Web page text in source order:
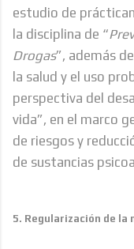
estudio de
la disciplina de “
Drogas”, además
la salud y el uso
perspectiva del
vida”, en el marco
de riesgos y
de sustancias
5. Regularización de la